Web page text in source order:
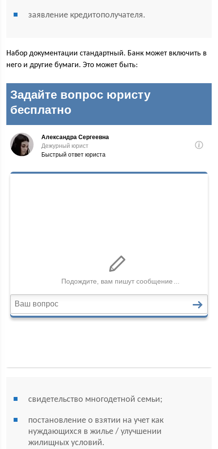
заявление кредитополучателя.
Набор документации стандартный. Банк может включить в
него и другие бумаги. Это может быть:
свидетельство многодетной семьи;
постановление о взятии на учет как
нуждающихся в жилье / улучшении
жилищных условий.